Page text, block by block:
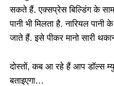
सकते हैं. एक्सप्रेस बिल्डिंग के
पानी भी मिलता है. नारियल
जाते हैं. इसे पीकर मानो सारी
दोस्तों, कब आ रहे हैं आप डॉल्स
बताइएगा…